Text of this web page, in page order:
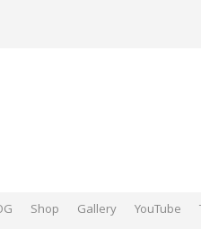
Shop Gallery YouTube